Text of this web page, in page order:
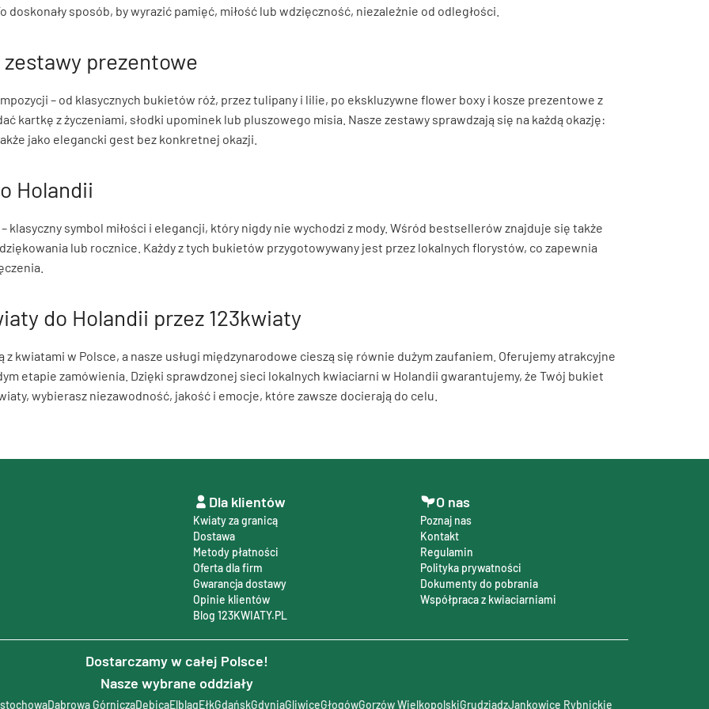
sposób, by wyrazić pamięć, miłość lub wdzięczność, niezależnie od odległości.
prezentowe
– od klasycznych bukietów róż, przez tulipany i lilie, po ekskluzywne flower boxy i kosze prezentowe z
kartkę z życzeniami, słodki upominek lub pluszowego misia. Nasze zestawy sprawdzają się na każdą okazję:
jako elegancki gest bez konkretnej okazji.
Holandii
– klasyczny symbol miłości i elegancji, który nigdy nie wychodzi z mody. Wśród bestsellerów znajduje się także
lub rocznice. Każdy z tych bukietów przygotowywany jest przez lokalnych florystów, co zapewnia
do Holandii przez 123kwiaty
kwiatami w Polsce, a nasze usługi międzynarodowe cieszą się równie dużym zaufaniem. Oferujemy atrakcyjne
etapie zamówienia. Dzięki sprawdzonej sieci lokalnych kwiaciarni w Holandii gwarantujemy, że Twój bukiet
wybierasz niezawodność, jakość i emocje, które zawsze docierają do celu.
Dla klientów
Kwiaty za granicą
Dostawa
Metody płatności
Oferta dla firm
Gwarancja dostawy
Opinie klientów
Blog 123KWIATY.PL
O nas
Poznaj nas
Kontakt
Regulamin
Polityka prywatności
Dokumenty do pobrania
Współpraca z kwiaciarniami
Dostarczamy w całej Polsce!
Nasze wybrane oddziały
Dąbrowa GórniczaDębicaElblągEłkGdańskGdyniaGliwiceGłogówGorzów WielkopolskiGrudziądzJankowice Rybnickie